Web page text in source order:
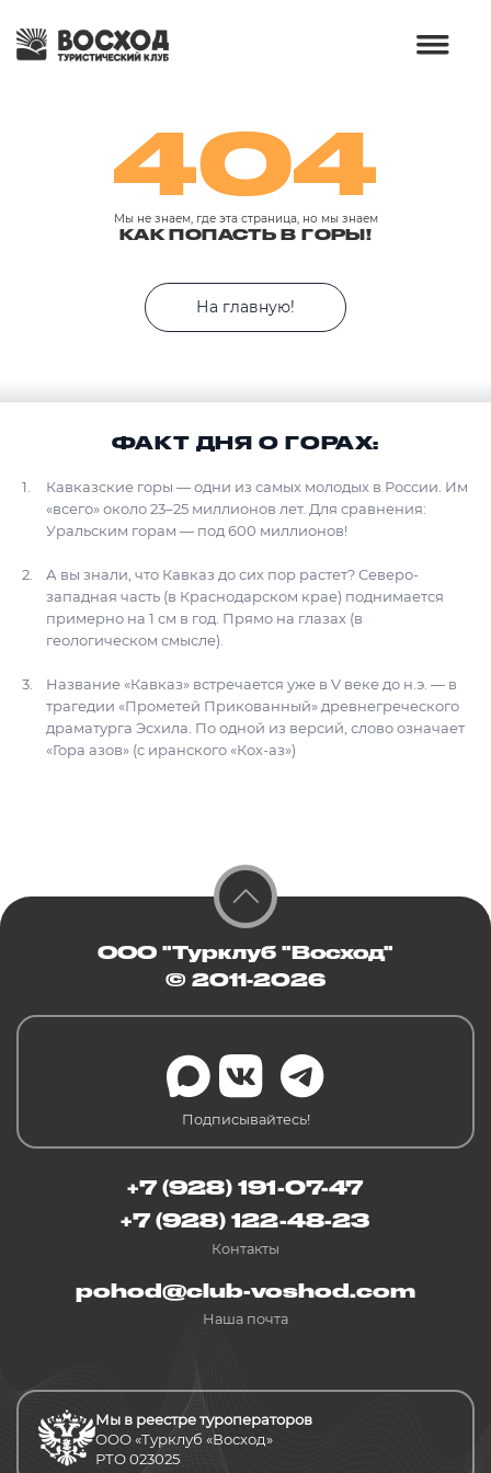
404
Мы не знаем, где эта страница, но мы знаем
КАК ПОПАСТЬ В ГОРЫ!
На главную!
ФАКТ ДНЯ О ГОРАХ:
Кавказские горы — одни из самых молодых в России. Им
«всего» около 23–25 миллионов лет. Для сравнения:
Уральским горам — под 600 миллионов!
А вы знали, что Кавказ до сих пор растет? Северо-
западная часть (в Краснодарском крае) поднимается
примерно на 1 см в год. Прямо на глазах (в
геологическом смысле).
Название «Кавказ» встречается уже в V веке до н.э. — в
трагедии «Прометей Прикованный» древнегреческого
драматурга Эсхила. По одной из версий, слово означает
«Гора азов» (с иранского «Кох-аз»)
ООО "Турклуб "Восход"
© 2011-2026
Подписывайтесь!
+7 (928) 191-07-47
+7 (928) 122-48-23
Контакты
pohod@club-voshod.com
Наша почта
Мы в реестре туроператоров
ООО «Турклуб «Восход»
РТО 023025